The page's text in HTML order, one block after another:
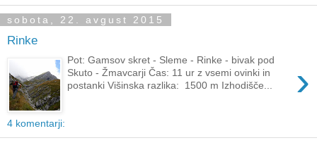
sobota, 22. avgust 2015
Rinke
›
Pot: Gamsov skret - Sleme - Rinke - bivak pod
Skuto - Žmavcarji Čas: 11 ur z vsemi ovinki in
postanki Višinska razlika: 1500 m Izhodišče...
4 komentarji: